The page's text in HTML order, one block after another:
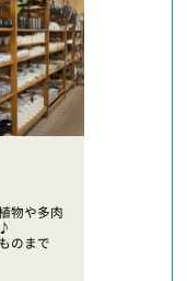
物や多肉
のまで